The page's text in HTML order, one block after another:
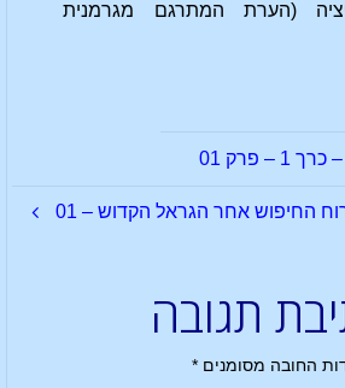
(הערת המתרגם מגרמנית
– פרק 01
החיפוש אחר הגראל הקדוש – 01
תגובה
החובה מסומנים*